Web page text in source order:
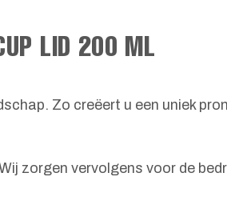
LID 200 ML
Zo creëert u een uniek
zorgen vervolgens voor de